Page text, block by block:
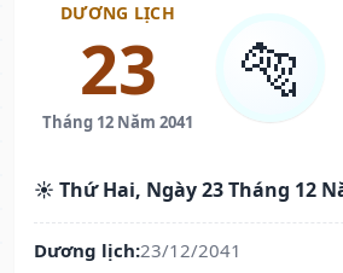
DƯƠNG LỊCH
23
Tháng 12 Năm 2041
🐅
☀️ Thứ Hai, Ngày 23 Tháng 12
Dương lịch:23/12/2041